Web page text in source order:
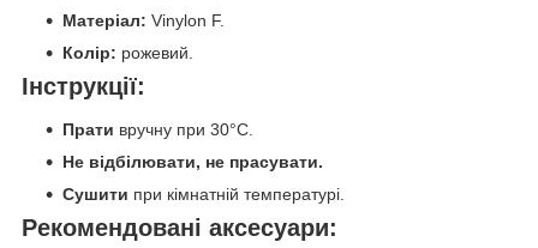
Матеріал: Vinylon F.
Колір: рожевий.
Інструкції:
Прати вручну при 30°C.
Не відбілювати, не прасувати.
Сушити при кімнатній температурі.
Рекомендовані аксесуари: